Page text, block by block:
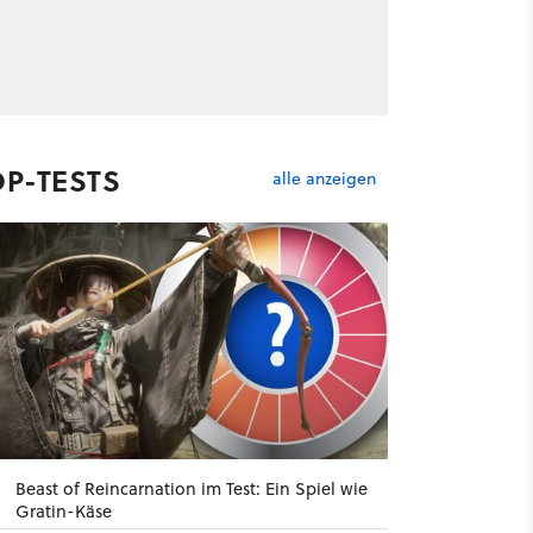
TESTS alle anzeigen
Beast of Reincarnation im Test: Ein Spiel wie
Gratin-Käse